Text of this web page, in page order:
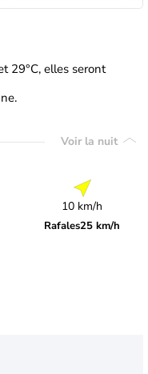
29°C, elles seront
Voir la nuit
10 km/h
Rafales25 km/h